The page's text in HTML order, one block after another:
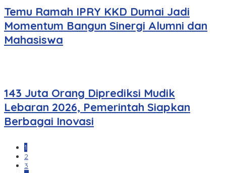
Temu Ramah IPRY KKD Dumai Jadi
Momentum Bangun Sinergi Alumni dan
Mahasiswa
143 Juta Orang Diprediksi Mudik
Lebaran 2026, Pemerintah Siapkan
Berbagai Inovasi
1
2
3